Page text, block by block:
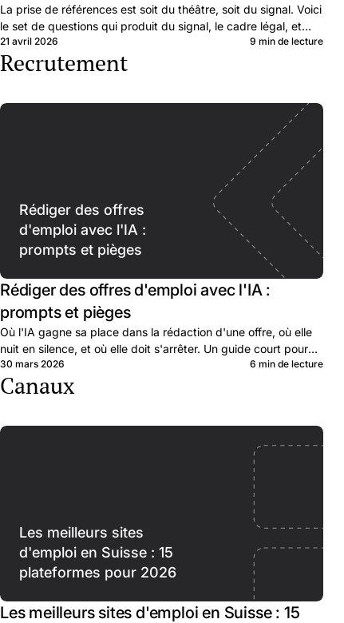
La prise de références est soit du théâtre, soit du signal. Voici
le set de questions qui produit du signal, le cadre légal, et
quand passer.
21 avril 2026 9 min de lecture
Recrutement
Rédiger des offres
d'emploi avec l'IA :
prompts et pièges
Rédiger des offres d'emploi avec l'IA :
prompts et pièges
Où l'IA gagne sa place dans la rédaction d'une offre, où elle
nuit en silence, et où elle doit s'arrêter. Un guide court pour
les recruteurs en PME.
30 mars 2026 6 min de lecture
Canaux
Les meilleurs sites
d'emploi en Suisse : 15
plateformes pour 2026
Les meilleurs sites d'emploi en Suisse : 15